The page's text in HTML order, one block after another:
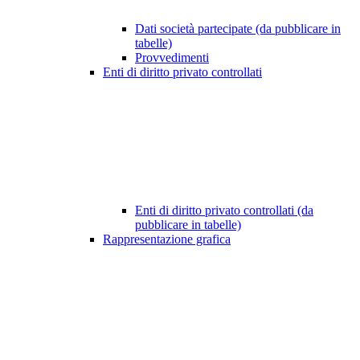
Dati società partecipate (da pubblicare in
tabelle)
Provvedimenti
Enti di diritto privato controllati
Enti di diritto privato controllati (da
pubblicare in tabelle)
Rappresentazione grafica